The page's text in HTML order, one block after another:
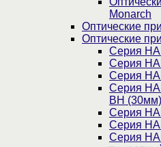
Monarch
Оптические
Оптические
Cерия
Серия
Серия
Серия
BH (30мм)
Серия
Серия
Серия